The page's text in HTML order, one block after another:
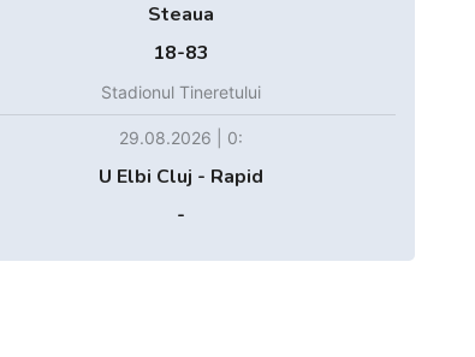
Steaua
18-83
Stadionul Tineretului
29.08.2026 | 0:
U Elbi Cluj - Rapid
-